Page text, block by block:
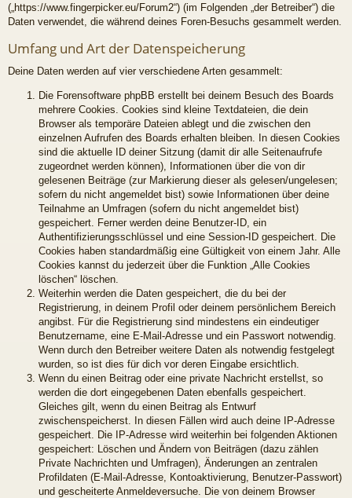
(„https://www.fingerpicker.eu/Forum2“) (im Folgenden „der Betreiber“) die
Daten verwendet, die während deines Foren-Besuchs gesammelt werden.
Umfang und Art der Datenspeicherung
Deine Daten werden auf vier verschiedene Arten gesammelt:
Die Forensoftware phpBB erstellt bei deinem Besuch des Boards
mehrere Cookies. Cookies sind kleine Textdateien, die dein
Browser als temporäre Dateien ablegt und die zwischen den
einzelnen Aufrufen des Boards erhalten bleiben. In diesen Cookies
sind die aktuelle ID deiner Sitzung (damit dir alle Seitenaufrufe
zugeordnet werden können), Informationen über die von dir
gelesenen Beiträge (zur Markierung dieser als gelesen/ungelesen;
sofern du nicht angemeldet bist) sowie Informationen über deine
Teilnahme an Umfragen (sofern du nicht angemeldet bist)
gespeichert. Ferner werden deine Benutzer-ID, ein
Authentifizierungsschlüssel und eine Session-ID gespeichert. Die
Cookies haben standardmäßig eine Gültigkeit von einem Jahr. Alle
Cookies kannst du jederzeit über die Funktion „Alle Cookies
löschen“ löschen.
Weiterhin werden die Daten gespeichert, die du bei der
Registrierung, in deinem Profil oder deinem persönlichem Bereich
angibst. Für die Registrierung sind mindestens ein eindeutiger
Benutzername, eine E-Mail-Adresse und ein Passwort notwendig.
Wenn durch den Betreiber weitere Daten als notwendig festgelegt
wurden, so ist dies für dich vor deren Eingabe ersichtlich.
Wenn du einen Beitrag oder eine private Nachricht erstellst, so
werden die dort eingegebenen Daten ebenfalls gespeichert.
Gleiches gilt, wenn du einen Beitrag als Entwurf
zwischenspeicherst. In diesen Fällen wird auch deine IP-Adresse
gespeichert. Die IP-Adresse wird weiterhin bei folgenden Aktionen
gespeichert: Löschen und Ändern von Beiträgen (dazu zählen
Private Nachrichten und Umfragen), Änderungen an zentralen
Profildaten (E-Mail-Adresse, Kontoaktivierung, Benutzer-Passwort)
und gescheiterte Anmeldeversuche. Die von deinem Browser